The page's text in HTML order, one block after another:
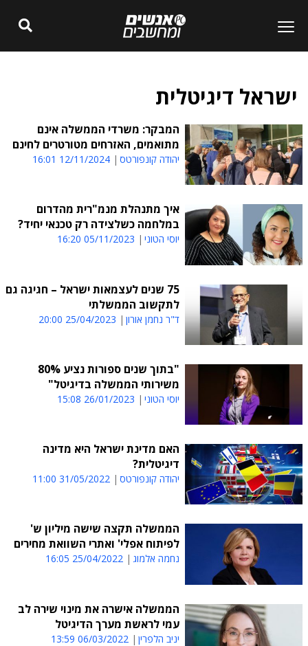
ישראל דיגיטלית
המבקר: משרדי הממשלה אינם
מתואמים, האזרחים מטורטרים לחינם
יהודה קונפורטס 12/11/2024 16:01
איך מתנהלת מנמ"רית מהדרום
במלחמה כשלצידה רק טכנאי יחיד?
יוסי הטוני 05/11/2023 16:20
75 שנים לעצמאות ישראל – חגיגה גם
לתקשוב הממשלתי
ד"ר נחמן אורון 25/04/2023 20:00
"בתוך שנים ספורות נציע 80%
משירותי הממשלה בדיגיטל"
יוסי הטוני 26/01/2023 15:08
האם מדינת ישראל היא מדינה
דיגיטלית?
יהודה קונפורטס 31/05/2022 11:00
הממשלה תקצה שישה מיליון ש'
לפיתוח אפלי' ואתרי השוואת מחירים
נחמה אלמוג 25/04/2022 16:05
הממשלה אישרה את מינוי שירה לב
עמי לראשת מערך הדיגיטל
יניב הלפרין 06/03/2022 13:59